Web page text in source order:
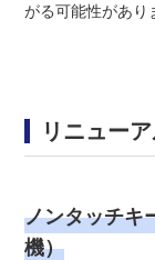
がる可能性があり
リニュー
ノンタッチキ
機）